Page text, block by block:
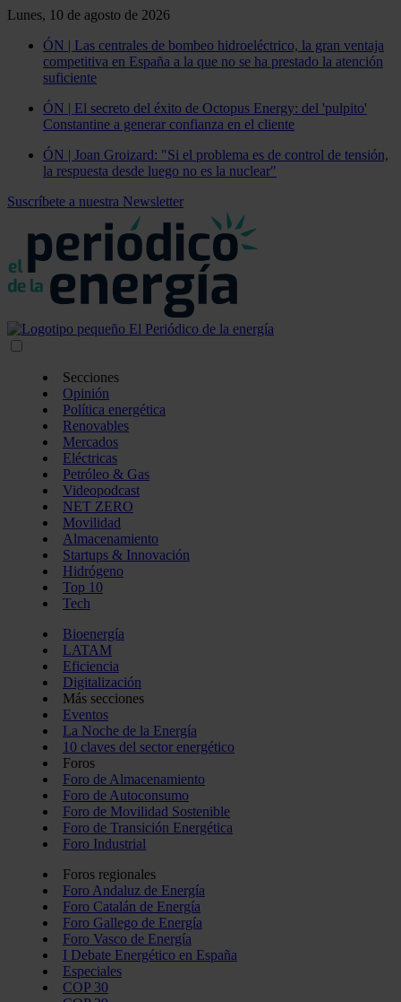
Lunes, 10 de agosto de 2026
ÓN | Las centrales de bombeo hidroeléctrico, la gran ventaja
competitiva en España a la que no se ha prestado la atención
suficiente
ÓN | El secreto del éxito de Octopus Energy: del 'pulpito'
Constantine a generar confianza en el cliente
ÓN | Joan Groizard: "Si el problema es de control de tensión,
la respuesta desde luego no es la nuclear"
Suscríbete a nuestra Newsletter
Secciones
Opinión
Política energética
Renovables
Mercados
Eléctricas
Petróleo & Gas
Videopodcast
NET ZERO
Movilidad
Almacenamiento
Startups & Innovación
Hidrógeno
Top 10
Tech
Bioenergía
LATAM
Eficiencia
Digitalización
Más secciones
Eventos
La Noche de la Energía
10 claves del sector energético
Foros
Foro de Almacenamiento
Foro de Autoconsumo
Foro de Movilidad Sostenible
Foro de Transición Energética
Foro Industrial
Foros regionales
Foro Andaluz de Energía
Foro Catalán de Energía
Foro Gallego de Energía
Foro Vasco de Energía
I Debate Energético en España
Especiales
COP 30